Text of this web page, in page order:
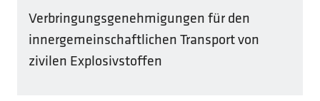
Verbringungsgenehmigungen für den
innergemeinschaftlichen Transport von
zivilen Explosivstoffen